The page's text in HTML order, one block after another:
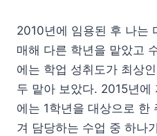
2010년에 임용된 후 나는
매해 다른 학년을 맡았고
에는 학업 성취도가 최상
두 맡아 보았다. 2015년에
에는 1학년을 대상으로 한
겨 담당하는 수업 중 하나